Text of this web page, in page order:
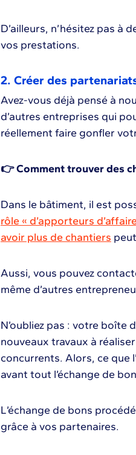
D’ailleurs, n’hésitez pas à
vos prestations.
2. Créer des
Avez-vous déjà pensé à
d’autres entreprises qui
réellement faire gonfler
👉 Comment trouver des
Dans le bâtiment, il est
rôle « d’apporteurs
avoir plus de chantiers
Aussi, vous pouvez
même d’autres
N’oubliez pas : votre
nouveaux travaux à
concurrents. Alors, ce que
avant tout l’échange de
L’échange de bons
grâce à vos partenaires.